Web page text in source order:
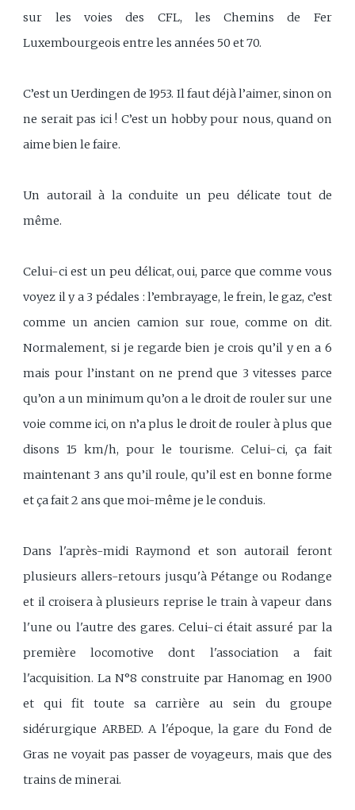
sur les voies des CFL, les Chemins de Fer
Luxembourgeois entre les années 50 et 70.
C’est un Uerdingen de 1953. Il faut déjà l’aimer, sinon on
ne serait pas ici ! C’est un hobby pour nous, quand on
aime bien le faire.
Un autorail à la conduite un peu délicate tout de
même.
Celui-ci est un peu délicat, oui, parce que comme vous
voyez il y a 3 pédales : l’embrayage, le frein, le gaz, c’est
comme un ancien camion sur roue, comme on dit.
Normalement, si je regarde bien je crois qu’il y en a 6
mais pour l’instant on ne prend que 3 vitesses parce
qu’on a un minimum qu’on a le droit de rouler sur une
voie comme ici, on n’a plus le droit de rouler à plus que
disons 15 km/h, pour le tourisme. Celui-ci, ça fait
maintenant 3 ans qu’il roule, qu’il est en bonne forme
et ça fait 2 ans que moi-même je le conduis.
Dans l'après-midi Raymond et son autorail feront
plusieurs allers-retours jusqu'à Pétange ou Rodange
et il croisera à plusieurs reprise le train à vapeur dans
l'une ou l'autre des gares. Celui-ci était assuré par la
première locomotive dont l'association a fait
l'acquisition. La N°8 construite par Hanomag en 1900
et qui fit toute sa carrière au sein du groupe
sidérurgique ARBED. A l'époque, la gare du Fond de
Gras ne voyait pas passer de voyageurs, mais que des
trains de minerai.